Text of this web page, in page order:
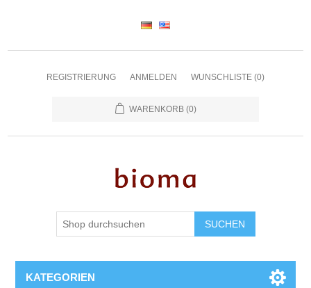
REGISTRIERUNG ANMELDEN WUNSCHLISTE (0)
WARENKORB (0)
SUCHEN
KATEGORIEN